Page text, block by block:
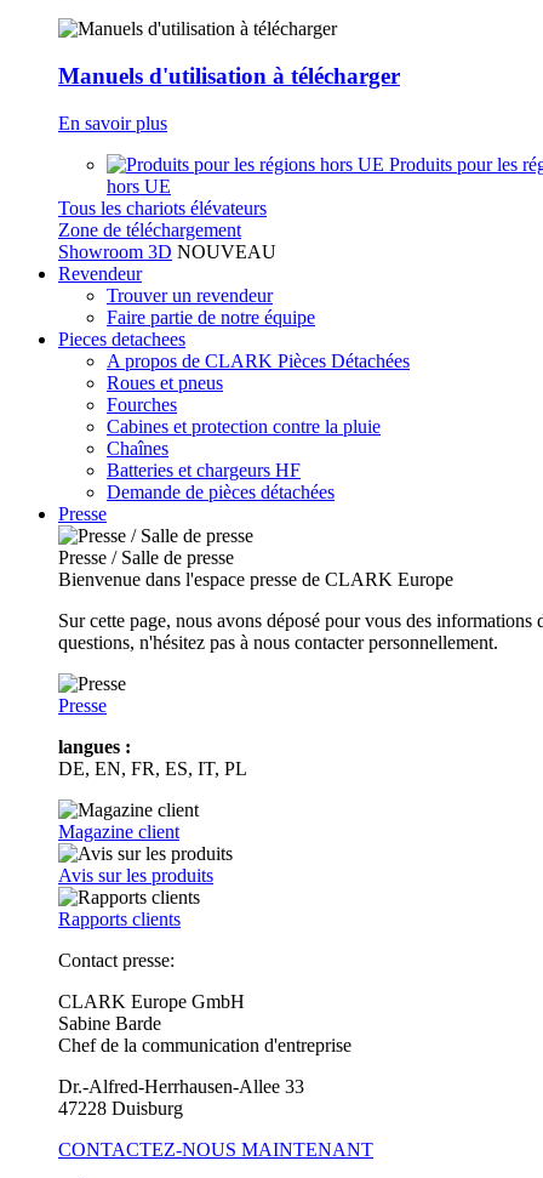
Manuels d'utilisation à télécharger
En savoir plus
Produits pour les
hors UE
Tous les chariots élévateurs
Zone de téléchargement
Showroom 3D NOUVEAU
Revendeur
Trouver un revendeur
Faire partie de notre équipe
Pieces detachees
A propos de CLARK Pièces Détachées
Roues et pneus
Fourches
Cabines et protection contre la pluie
Chaînes
Batteries et chargeurs HF
Demande de pièces détachées
Presse
Presse / Salle de presse
Bienvenue dans l'espace presse de CLARK Europe
Sur cette page, nous avons déposé pour vous des
questions, n'hésitez pas à nous contacter personnellement.
Presse
langues :
DE, EN, FR, ES, IT, PL
Magazine client
Avis sur les produits
Rapports clients
Contact presse:
CLARK Europe GmbH
Sabine Barde
Chef de la communication d'entreprise
Dr.-Alfred-Herrhausen-Allee 33
47228 Duisburg
CONTACTEZ-NOUS MAINTENANT